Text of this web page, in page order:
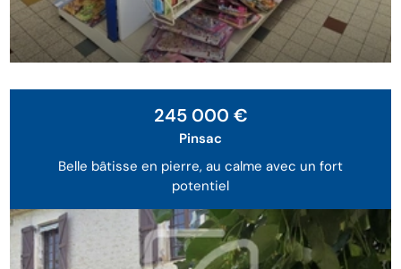
Belle bâtisse en pierre, au calme avec un fort
potentiel
245 000 €
Pinsac